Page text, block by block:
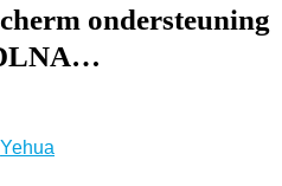
ondersteuning
‎Yehua